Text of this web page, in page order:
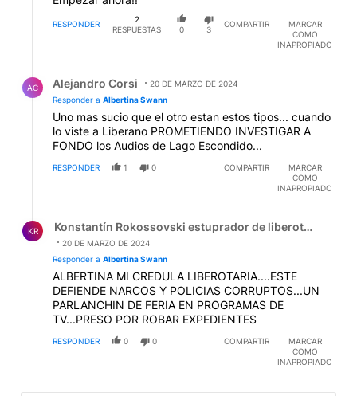
RESPONDER
2
RESPUESTAS
0 3
COMPARTIR
MARCAR
COMO
INAPROPIADO
AC Alejandro Corsi
20 DE MARZO DE 2024
Responder a Albertina Swann
Uno mas sucio que el otro estan estos tipos... cuando
lo viste a Liberano PROMETIENDO INVESTIGAR A
FONDO los Audios de Lago Escondido...
RESPONDER 1 0 COMPARTIR
MARCAR
COMO
INAPROPIADO
KR Konstantín Rokossovski estuprador de liberotarios
20 DE MARZO DE 2024
Responder a Albertina Swann
ALBERTINA MI CREDULA LIBEROTARIA....ESTE
DEFIENDE NARCOS Y POLICIAS CORRUPTOS...UN
PARLANCHIN DE FERIA EN PROGRAMAS DE
TV...PRESO POR ROBAR EXPEDIENTES
RESPONDER 0 0 COMPARTIR
MARCAR
COMO
INAPROPIADO